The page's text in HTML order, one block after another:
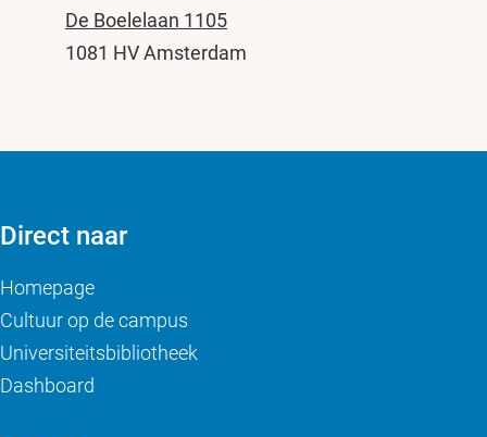
De Boelelaan 1105
1081 HV Amsterdam
Direct naar
Homepage
Cultuur op de campus
Universiteitsbibliotheek
Dashboard